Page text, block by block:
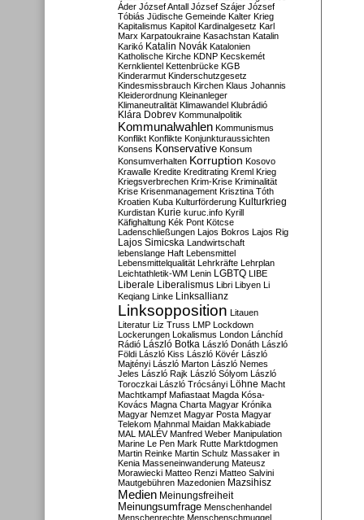
Áder József Antall József Szájer József
Tóbiás Jüdische Gemeinde Kalter Krieg
Kapitalismus Kapitol Kardinalgesetz Karl
Marx Karpatoukraine Kasachstan Katalin
Karikó Katalin Novák Katalonien
Katholische Kirche KDNP Kecskemét
Kernklientel Kettenbrücke KGB
Kinderarmut Kinderschutzgesetz
Kindesmissbrauch Kirchen Klaus Johannis
Kleiderordnung Kleinanleger
Klimaneutralität Klimawandel Klubrádió
Klára Dobrev Kommunalpolitik
Kommunalwahlen Kommunismus
Konflikt Konflikte Konjunkturaussichten
Konsens Konservative Konsum
Konsumverhalten Korruption Kosovo
Krawalle Kredite Kreditrating Kreml Krieg
Kriegsverbrechen Krim-Krise Kriminalität
Krise Krisenmanagement Krisztina Tóth
Kroatien Kuba Kulturförderung Kulturkrieg
Kurdistan Kurie kuruc.info Kyrill
Käfighaltung Kék Pont Kötcse
Ladenschließungen Lajos Bokros Lajos Rig
Lajos Simicska Landwirtschaft
lebenslange Haft Lebensmittel
Lebensmittelqualität Lehrkräfte Lehrplan
Leichtathletik-WM Lenin LGBTQ LIBE
Liberale Liberalismus Libri Libyen Li
Keqiang Linke Linksallianz
Linksopposition Litauen
Literatur Liz Truss LMP Lockdown
Lockerungen Lokalismus London Lánchíd
Rádió
László Botka László Donáth László
Földi László Kiss László Kövér László
Majtényi László Marton László Nemes
Jeles László Rajk László Sólyom László
Toroczkai László Trócsányi Löhne Macht
Machtkampf Mafiastaat Magda Kósa-
Kovács Magna Charta Magyar Krónika
Magyar Nemzet Magyar Posta Magyar
Telekom Mahnmal Maidan Makkabiade
MAL MALÉV Manfred Weber Manipulation
Marine Le Pen Mark Rutte Marktdogmen
Martin Reinke Martin Schulz Massaker in
Kenia Masseneinwanderung Mateusz
Morawiecki Matteo Renzi Matteo Salvini
Mautgebühren Mazedonien Mazsihisz
Medien Meinungsfreiheit
Meinungsumfrage Menschenhandel
Menschenrechte Menschenschmuggel